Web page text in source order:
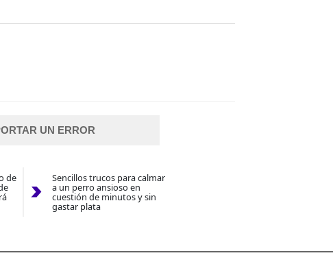
UN ERROR
de Sencillos trucos para calmar
a un perro ansioso en
cuestión de minutos y sin
gastar plata